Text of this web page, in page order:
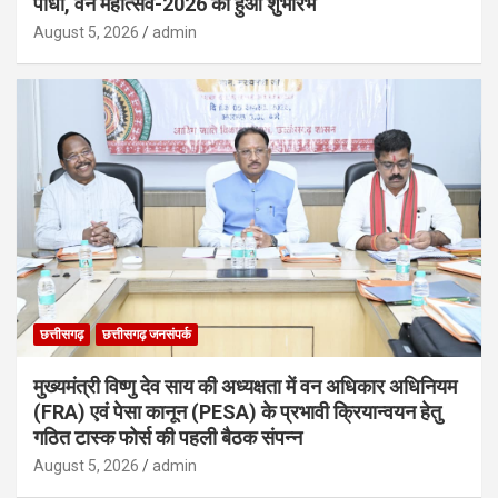
August 5, 2026 admin
छत्तीसगढ़ छत्तीसगढ़ जनसंपर्क
मुख्यमंत्री विष्णु देव साय की अध्यक्षता में वन अधिकार अधिनियम
(FRA) एवं पेसा कानून (PESA) के प्रभावी क्रियान्वयन हेतु
गठित टास्क फोर्स की पहली बैठक संपन्न
August 5, 2026 admin